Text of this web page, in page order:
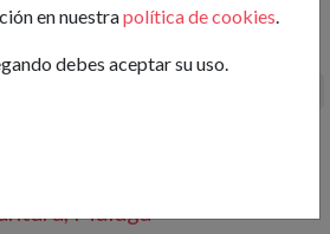
en Traspaso en Málaga
Lope de Mena,
Málaga
en nuestrapolítica de cookies.
debes aceptar su uso.